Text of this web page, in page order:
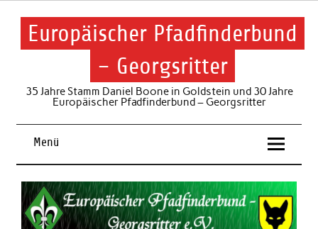
Skip
contentEuropäischer Pfadfinderbund
– Georgsritter
35 Jahre Stamm Daniel Boone in Goldstein und 30 Jahre
Europäischer Pfadfinderbund – Georgsritter
Menü